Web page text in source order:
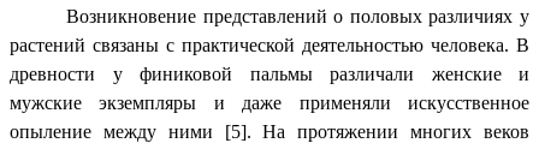
Возникновение представлений о половых различиях у
растений связаны с практической деятельностью человека. В
древности у финиковой пальмы различали женские и
мужские экземпляры и даже применяли искусственное
опыление между ними [5]. На протяжении многих веков